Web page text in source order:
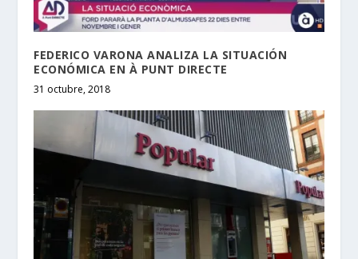
FEDERICO VARONA ANALIZA LA SITUACIÓN
ECONÓMICA EN À PUNT DIRECTE
31 octubre, 2018